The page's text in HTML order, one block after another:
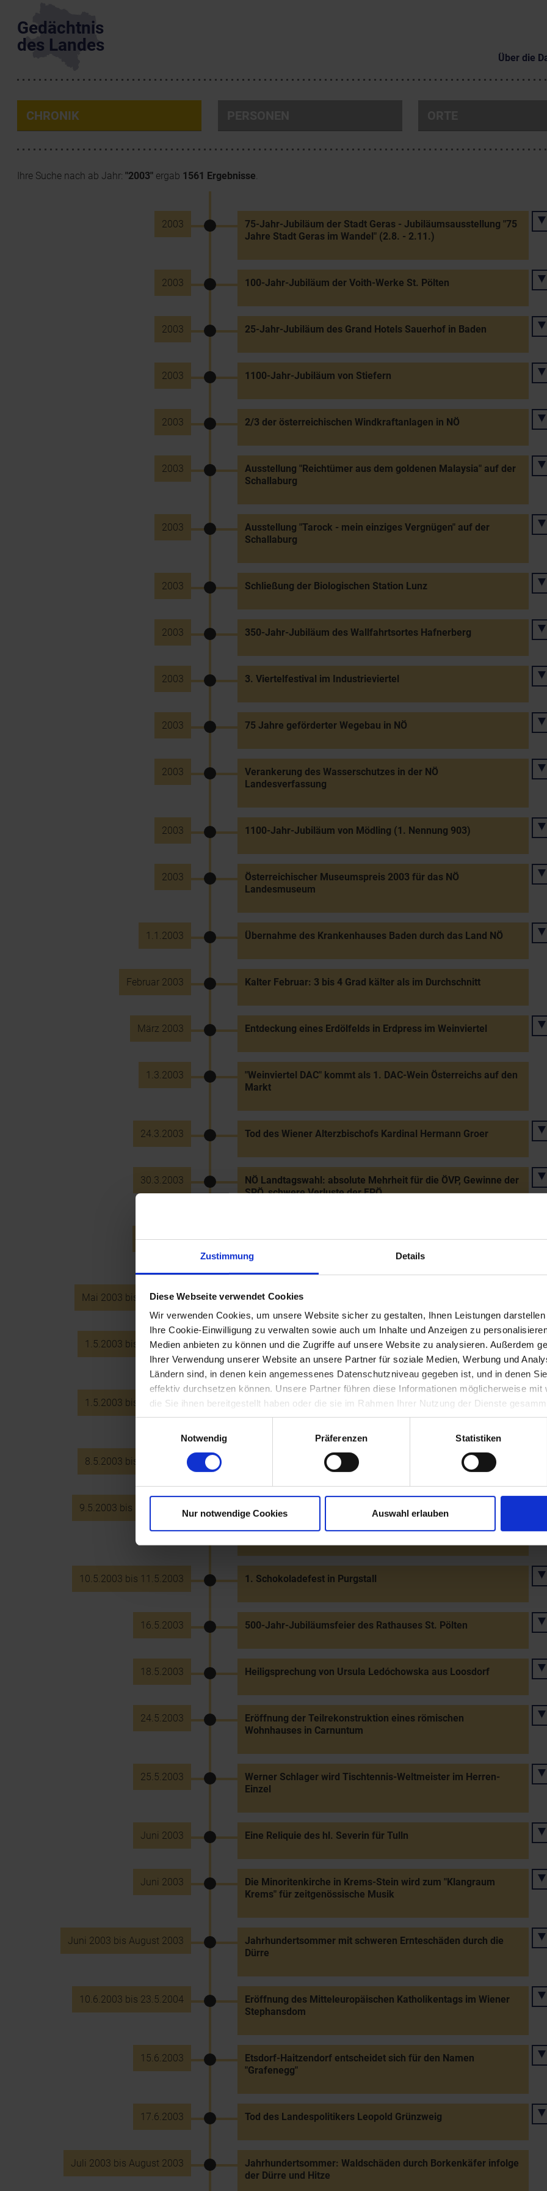
Zustimmung Details
Diese Webseite verwendet Cookies
Wir verwenden Cookies, um unsere Website sicher zu gestalten, Ihnen Leistungen
Ihre Cookie-Einwilligung zu verwalten sowie auch um Inhalte und Anzeigen zu
Medien anbieten zu können und die Zugriffe auf unsere Website zu analysieren. Außerdem
Ihrer Verwendung unserer Website an unsere Partner für soziale Medien, Werbung und
Ländern sind, in denen kein angemessenes Datenschutzniveau gegeben ist, und in denen
effektiv durchsetzen können. Unsere Partner führen diese Informationen möglicherweise mit
die Sie ihnen bereitgestellt haben oder die sie im Rahmen Ihrer Nutzung der Dienste
Notwendig
Präferenzen Statistiken
Nur notwendige Cookies Auswahl erlauben
Gedächtnis
des Landes
Über die
CHRONIK
Ihre Suche nach ab Jahr: "2003" ergab 1561 Ergebnisse.
2003
75-Jahr-Jubiläum der Stadt Geras - Jubiläumsausstellung "75
Jahre Stadt Geras im Wandel" (2.8. - 2.11.)
2003 100-Jahr-Jubiläum der Voith-Werke St. Pölten
2003 25-Jahr-Jubiläum des Grand Hotels Sauerhof in Baden
2003 1100-Jahr-Jubiläum von Stiefern
2003 2/3 der österreichischen Windkraftanlagen in NÖ
2003
Ausstellung "Reichtümer aus dem goldenen Malaysia" auf der
Schallaburg
2003
Ausstellung "Tarock - mein einziges Vergnügen" auf der
Schallaburg
2003 Schließung der Biologischen Station Lunz
2003 350-Jahr-Jubiläum des Wallfahrtsortes Hafnerberg
2003 3. Viertelfestival im Industrieviertel
2003 75 Jahre geförderter Wegebau in NÖ
2003
Verankerung des Wasserschutzes in der NÖ
Landesverfassung
2003 1100-Jahr-Jubiläum von Mödling (1. Nennung 903)
2003
Österreichischer Museumspreis 2003 für das NÖ
Landesmuseum
1.1.2003 Übernahme des Krankenhauses Baden durch das Land NÖ
Februar 2003 Kalter Februar: 3 bis 4 Grad kälter als im Durchschnitt
März 2003 Entdeckung eines Erdölfelds in Erdpress im Weinviertel
1.3.2003
"Weinviertel DAC" kommt als 1. DAC-Wein Österreichs auf den
Markt
24.3.2003 Tod des Wiener Alterzbischofs Kardinal Hermann Groer
30.3.2003
NÖ Landtagswahl: absolute Mehrheit für die ÖVP, Gewinne der
SPÖ, schwere Verluste der FPÖ
April 2003
Erstmalige Verleihung des Jungwinzerpreises an eine
Winzerin (Silvia Mayr)
Mai 2003 bis Juni 2003 Streikwelle gegen die Pensionsreform
1.5.2003 bis 2.11.2003
NÖ Landesausstellung "Welttheater - Theaterwelt" in
Reichenau/Rax
1.5.2003 bis 5.10.2003
Ausstellung "Wiener Schule des Phantastischen Realismus" in
Tulln (Minoritenkloster)
8.5.2003 bis 26.6.2003 NÖ Wanderausstellung "Wasserbar - Wunderbar" in 10 Städten
9.5.2003 bis 31.10.2003
850-Jahr-Jubiläum der Prämonstratenserstifte Geras und
Pernegg - Jubiläumsausstellung "850 Jahre
Prämonstrasenser Geras-Pernegg"
10.5.2003 bis 11.5.2003 1. Schokoladefest in Purgstall
16.5.2003 500-Jahr-Jubiläumsfeier des Rathauses St. Pölten
18.5.2003 Heiligsprechung von Ursula Ledóchowska aus Loosdorf
24.5.2003
Eröffnung der Teilrekonstruktion eines römischen
Wohnhauses in Carnuntum
25.5.2003
Werner Schlager wird Tischtennis-Weltmeister im Herren-
Einzel
Juni 2003 Eine Reliquie des hl. Severin für Tulln
Juni 2003
Die Minoritenkirche in Krems-Stein wird zum "Klangraum
Krems" für zeitgenössische Musik
Juni 2003 bis August 2003
Jahrhundertsommer mit schweren Ernteschäden durch die
Dürre
10.6.2003 bis 23.5.2004
Eröffnung des Mitteleuropäischen Katholikentags im Wiener
Stephansdom
15.6.2003
Etsdorf-Haitzendorf entscheidet sich für den Namen
"Grafenegg"
17.6.2003 Tod des Landespolitikers Leopold Grünzweig
Juli 2003 bis August 2003
Jahrhundertsommer: Waldschäden durch Borkenkäfer infolge
der Dürre und Hitze